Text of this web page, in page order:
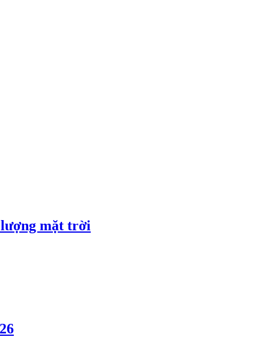
mặt trời